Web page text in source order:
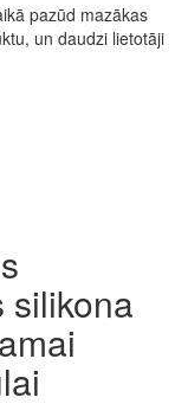
pazūd mazākas
un daudzi lietotāji
silikona